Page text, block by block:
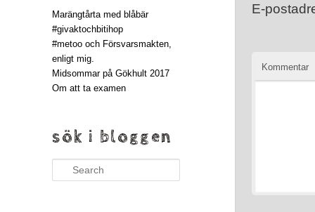
E-
Kommentar
Marängtårta med blåbär
#givaktochbitihop
#metoo och Försvarsmakten,
enligt mig.
Midsommar på Gökhult 2017
Om att ta examen
sök i bloggen
Search